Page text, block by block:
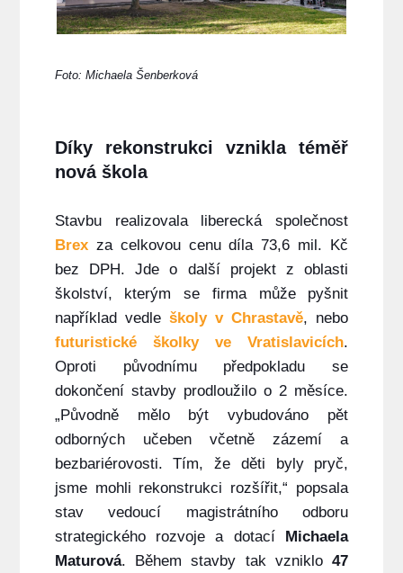
Foto: Michaela Šenberková
Díky rekonstrukci vznikla téměř
nová škola
Stavbu realizovala liberecká společnost
Brexza celkovou cenu díla 73,6 mil. Kč
bez DPH. Jde o další projekt z oblasti
školství, kterým se firma může pyšnit
například vedle školy v Chrastavě, nebo
futuristické školky ve Vratislavicích.
Oproti původnímu předpokladu se
dokončení stavby prodloužilo o 2 měsíce.
„Původně mělo být vybudováno pět
odborných učeben včetně zázemí a
bezbariérovosti. Tím, že děti byly pryč,
jsme mohli rekonstrukci rozšířit,“ popsala
stav vedoucí magistrátního odboru
strategického rozvoje a dotací
Michaela
Maturová. Během stavby tak vzniklo47